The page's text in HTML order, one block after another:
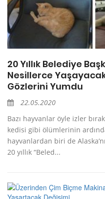
20 Yıllık Belediye
Nesillerce
Gözlerini Yumdu
22.05.2020
Bazı hayvanlar öyle izler
kedisi gibi ölümlerinin
hayvanlardan biri de
20 yıllık “Beled...